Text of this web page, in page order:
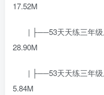
17.52M
| ├──53天天练三年
28.90M
| ├──53天天练三年
5.84M